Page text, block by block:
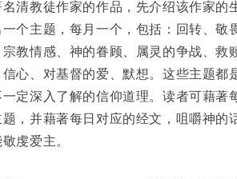
清教徒作家的作品，先介绍该作家的
个主题，每月一个，包括：回转、敬
教情感、神的眷顾、属灵的争战、救
心、对基督的爱、默想。这些主题都
定深入了解的信仰道理。读者可藉著
，并藉著每日对应的经文，咀嚼神的
虔爱主。